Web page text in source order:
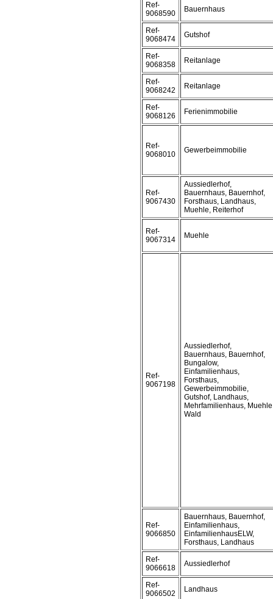
Ref-
9068590
Bauernhaus
Ref-
9068474
Gutshof
Ref-
9068358
Reitanlage
Ref-
9068242
Reitanlage
Ref-
9068126
Ferienimmobilie
Ref-
9068010
Gewerbeimmobilie
Ref-
9067430
Aussiedlerhof,
Bauernhaus, Bauernhof,
Forsthaus, Landhaus,
Muehle, Reiterhof
Ref-
9067314
Muehle
Ref-
9067198
Aussiedlerhof,
Bauernhaus, Bauernhof,
Bungalow,
Einfamilienhaus,
Forsthaus,
Gewerbeimmobilie,
Gutshof, Landhaus,
Mehrfamilienhaus,
Wald
Ref-
9066850
Bauernhaus, Bauernhof,
Einfamilienhaus,
EinfamilienhausELW,
Forsthaus, Landhaus
Ref-
9066618
Aussiedlerhof
Ref-
9066502
Landhaus